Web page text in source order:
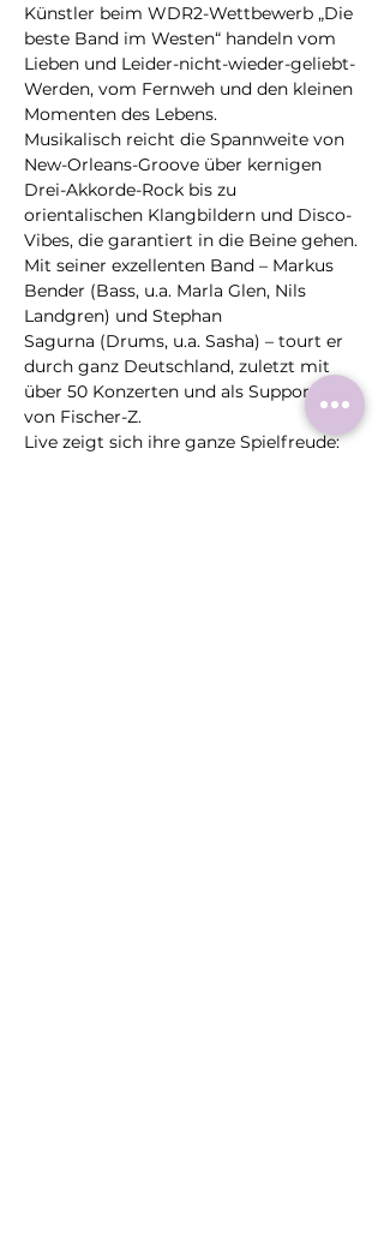
Künstler beim WDR2-Wettbewerb „Die
beste Band im Westen“ handeln vom
Lieben und Leider-nicht-wieder-geliebt-
Werden, vom Fernweh und den kleinen
Momenten des Lebens.
Musikalisch reicht die Spannweite von
New-Orleans-Groove über kernigen
Drei-Akkorde-Rock bis zu
orientalischen Klangbildern und Disco-
Vibes, die garantiert in die Beine gehen.
Mit seiner exzellenten Band – Markus
Bender (Bass, u.a. Marla Glen, Nils
Landgren) und Stephan
Sagurna (Drums, u.a. Sasha) – tourt er
durch ganz Deutschland, zuletzt mit
über 50 Konzerten und als Support
von Fischer-Z.
Live zeigt sich ihre ganze Spielfreude: